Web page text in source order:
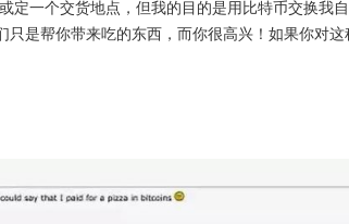
定一个交货地点，但我的目的是用比特币交换我
只是帮你带来吃的东西，而你很高兴！如果你对